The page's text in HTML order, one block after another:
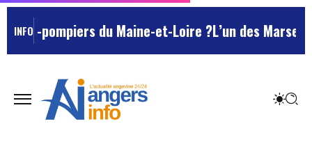
INFO du Maine-et-Loire ?L’un des Marseillais